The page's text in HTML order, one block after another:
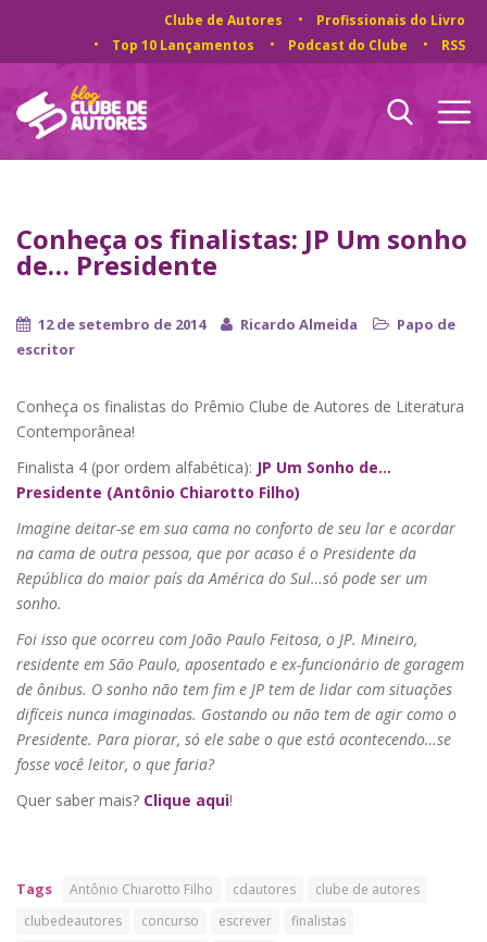
Clube de Autores
Profissionais do Livro
Top 10 Lançamentos
Podcast do Clube RSS
Conheça os finalistas: JP Um sonho
de… Presidente
12 de setembro de 2014 Ricardo Almeida
Papo de
escritor
Conheça os finalistas do Prêmio Clube de Autores de Literatura
Contemporânea!
Finalista 4 (por ordem alfabética): JP Um Sonho de…
Presidente (Antônio Chiarotto Filho)
Imagine deitar-se em sua cama no conforto de seu lar e acordar
na cama de outra pessoa, que por acaso é o Presidente da
República do maior país da América do Sul…só pode ser um
sonho.
Foi isso que ocorreu com João Paulo Feitosa, o JP. Mineiro,
residente em São Paulo, aposentado e ex-funcionário de garagem
de ônibus. O sonho não tem fim e JP tem de lidar com situações
difíceis nunca imaginadas. Gostando ou não tem de agir como o
Presidente. Para piorar, só ele sabe o que está acontecendo…se
fosse você leitor, o que faria?
Quer saber mais? Clique aqui!
Tags Antônio Chiarotto Filho cdautores
clube de autores
clubedeautores
concurso escrever
finalistas